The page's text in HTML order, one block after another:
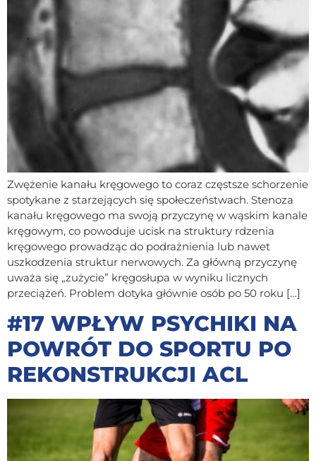
Zwężenie kanału kręgowego to coraz częstsze schorzenie
spotykane z starzejących się społeczeństwach. Stenoza
kanału kręgowego ma swoją przyczynę w wąskim kanale
kręgowym, co powoduje ucisk na struktury rdzenia
kręgowego prowadząc do podrażnienia lub nawet
uszkodzenia struktur nerwowych. Za główną przyczynę
uważa się „zużycie” kręgosłupa w wyniku licznych
przeciążeń. Problem dotyka głównie osób po 50 roku […]
#17 WPŁYW PSYCHIKI NA
POWRÓT DO SPORTU PO
REKONSTRUKCJI ACL